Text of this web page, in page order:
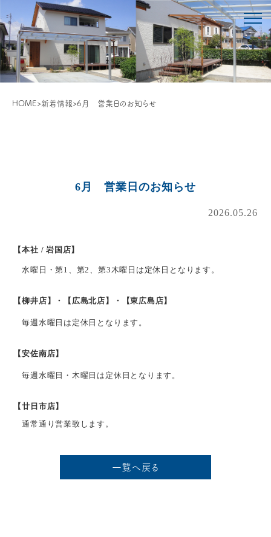
HOME>新着情報>6月 営業日のお知らせ
6月 営業日のお知らせ
2026.05.26
【本社 / 岩国店】
水曜日・第1、第2、第3木曜日は定休日となります。
【柳井店】・【広島北店】・【東広島店】
毎週水曜日は定休日となります。
【安佐南店】
毎週水曜日・木曜日は定休日となります。
【廿日市店】
通常通り営業致します。
一覧へ戻る